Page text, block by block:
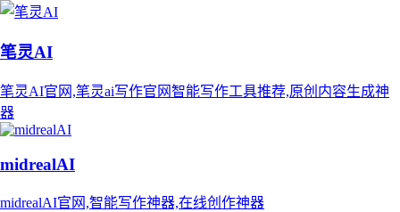
笔灵AI
笔灵AI官网,笔灵ai写作官网智能写作工具推荐,原创内容生成神
器
midrealAI
midrealAI官网,智能写作神器,在线创作神器